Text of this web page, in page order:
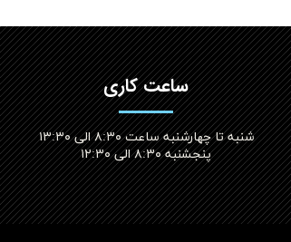
ساعت کاری
شنبه تا چهارشنبه ساعت ۸:۳۰ الی ۱۳:۳۰
پنجشنبه ۸:۳۰ الی ۱۲:۳۰​​​​​​​